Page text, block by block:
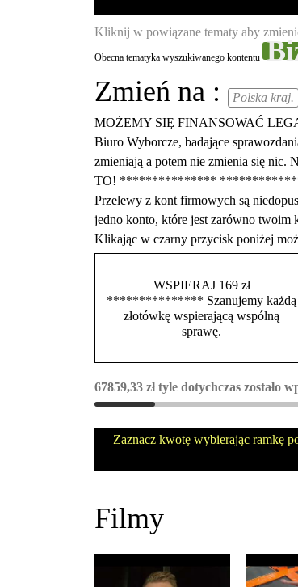
Kliknij w powiązane tematy aby
Obecna tematyka wyszukiwanego kontentu
Zmień na :
Polska kraj.
MOŻEMY SIĘ FINANSOWAĆ
Biuro Wyborcze, badające
zmieniają a potem nie zmienia się nic.
TO! ***************
Przelewy z kont firmowych są
jedno konto, które jest zarówno
Klikając w czarny przycisk poniżej
WSPIERAJ 169 zł
*************** Szanujemy każdą
złotówkę wspierającą wspólną
sprawę.
67859,33 zł tyle dotychczas zostało
Zaznacz kwotę wybierając ramkę
Filmy